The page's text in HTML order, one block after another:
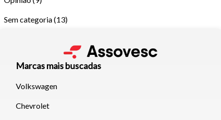
Tamanho do texto
Sem categoria(13)
Marcas mais buscadas
Volkswagen
Chevrolet